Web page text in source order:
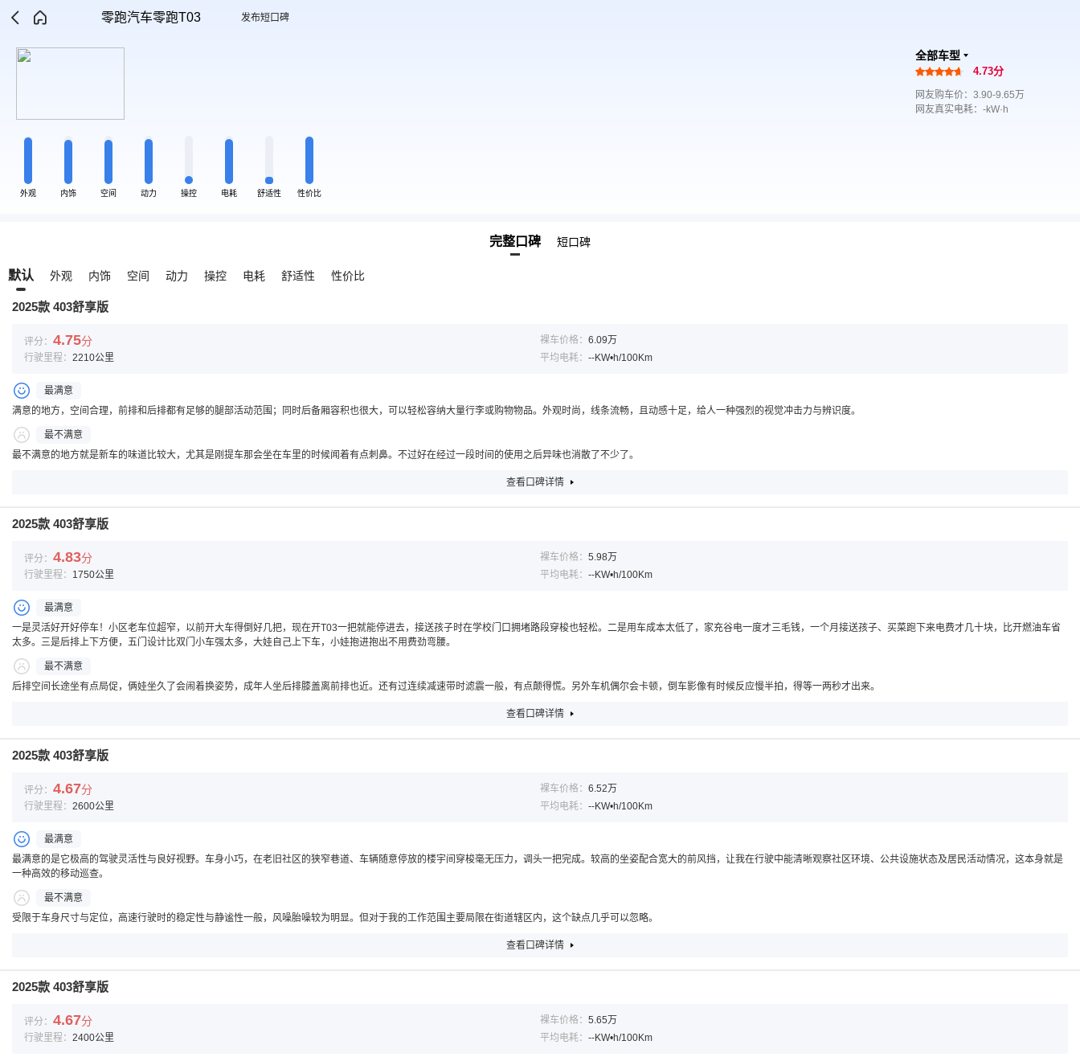
零跑汽车零跑T03 发布短口碑
全部车型
4.73分
网友购车价：3.90-9.65万
网友真实电耗：-kW·h
外观 内饰 空间 动力 操控 电耗 舒适性 性价比
完整口碑 短口碑
默认 外观 内饰 空间 动力 操控 电耗 舒适性 性价比
2025款 403舒享版
评分： 4.75分 裸车价格： 6.09万
行驶里程： 2210公里 平均电耗： --KW•h/100Km
最满意
满意的地方，空间合理，前排和后排都有足够的腿部活动范围；同时后备厢容积也很大，可以轻松容纳大量行李或购物物品。外观时尚，线条流畅，且动感十足，给人一种强烈的视觉冲击力与辨识度。
最不满意
最不满意的地方就是新车的味道比较大，尤其是刚提车那会坐在车里的时候闻着有点刺鼻。不过好在经过一段时间的使用之后异味也消散了不少了。
查看口碑详情
2025款 403舒享版
评分： 4.83分 裸车价格： 5.98万
行驶里程： 1750公里 平均电耗： --KW•h/100Km
最满意
一是灵活好开好停车！小区老车位超窄，以前开大车得倒好几把，现在开T03一把就能停进去，接送孩子时在学校门口拥堵路段穿梭也轻松。二是用车成本太低了，家充谷电一度才三毛钱，一个月接送孩子、买菜跑下来电费才几十块，比开燃油车省
太多。三是后排上下方便，五门设计比双门小车强太多，大娃自己上下车，小娃抱进抱出不用费劲弯腰。
最不满意
后排空间长途坐有点局促，俩娃坐久了会闹着换姿势，成年人坐后排膝盖离前排也近。还有过连续减速带时滤震一般，有点颠得慌。另外车机偶尔会卡顿，倒车影像有时候反应慢半拍，得等一两秒才出来。
查看口碑详情
2025款 403舒享版
评分： 4.67分 裸车价格： 6.52万
行驶里程： 2600公里 平均电耗： --KW•h/100Km
最满意
最满意的是它极高的驾驶灵活性与良好视野。车身小巧，在老旧社区的狭窄巷道、车辆随意停放的楼宇间穿梭毫无压力，调头一把完成。较高的坐姿配合宽大的前风挡，让我在行驶中能清晰观察社区环境、公共设施状态及居民活动情况，这本身就是
一种高效的移动巡查。
最不满意
受限于车身尺寸与定位，高速行驶时的稳定性与静谧性一般，风噪胎噪较为明显。但对于我的工作范围主要局限在街道辖区内，这个缺点几乎可以忽略。
查看口碑详情
2025款 403舒享版
评分： 4.67分 裸车价格： 5.65万
行驶里程： 2400公里 平均电耗： --KW•h/100Km